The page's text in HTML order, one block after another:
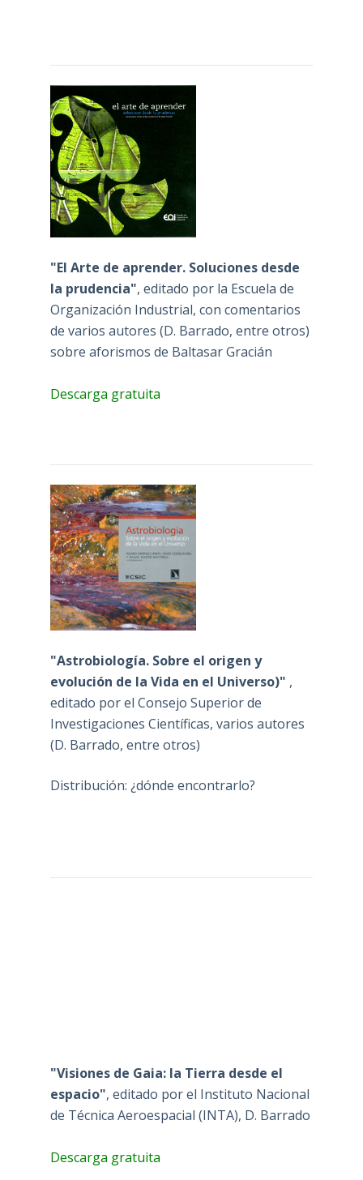
"El Arte de aprender. Soluciones desde
la prudencia", editado por la Escuela de
Organización Industrial, con comentarios
de varios autores (D. Barrado, entre otros)
sobre aforismos de Baltasar Gracián
Descarga gratuita
"Astrobiología. Sobre el origen y
evolución de la Vida en el Universo)" ,
editado por el Consejo Superior de
Investigaciones Científicas, varios autores
(D. Barrado, entre otros)
Distribución: ¿dónde encontrarlo?
"Visiones de Gaia: la Tierra desde el
espacio", editado por el Instituto Nacional
de Técnica Aeroespacial (INTA), D. Barrado
Descarga gratuita